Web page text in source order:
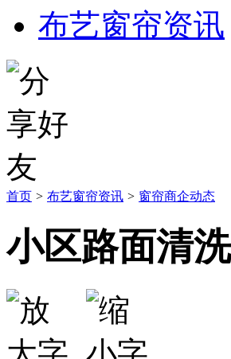
布艺窗帘资讯
首页 > 布艺窗帘资讯 > 窗帘商企动态
小区路面清